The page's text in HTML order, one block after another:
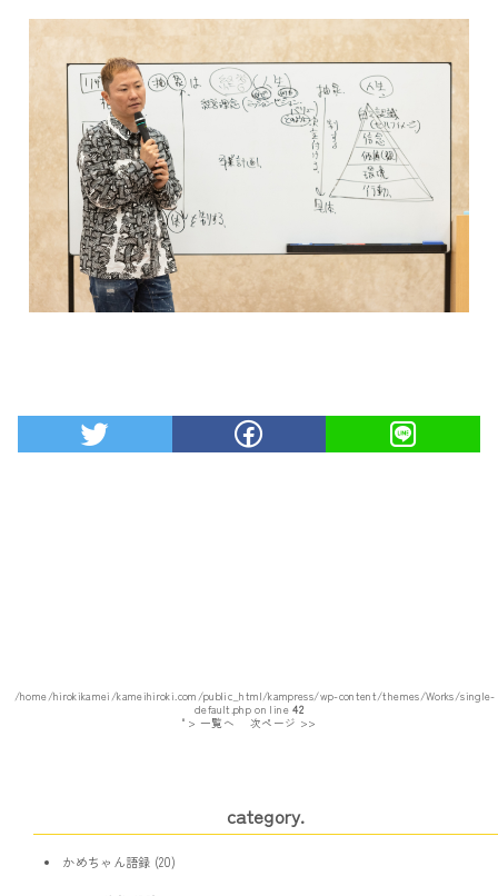
/home/hirokikamei/kameihiroki.com/public_html/kampress/wp-content/themes/Works/single-
default.php on line42
" > 一覧へ
次ページ >>
category.
かめちゃん語録 (20)